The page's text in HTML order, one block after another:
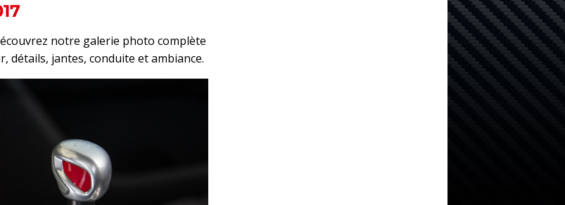
notre galerie photo complète
détails, jantes, conduite et ambiance.